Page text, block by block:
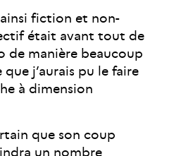
fiction et non-
était avant tout de
de manière beaucoup
j’aurais pu le faire
à dimension
que son coup
un nombre